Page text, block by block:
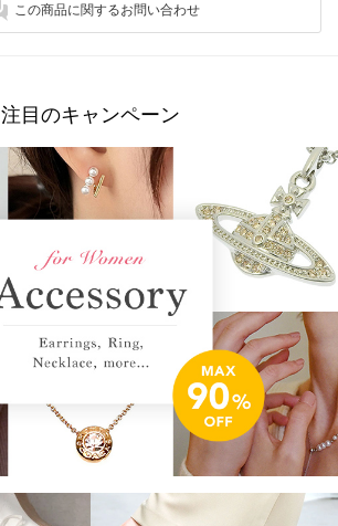
この商品に関するお問い合わせ
注目のキャンペーン